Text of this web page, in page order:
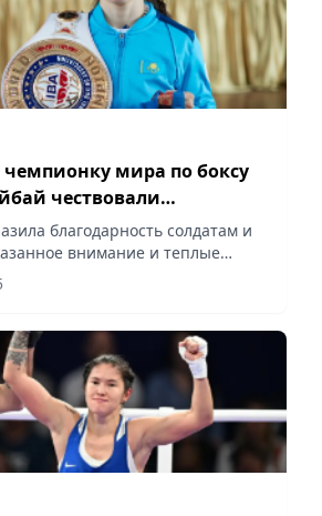
чемпионку мира по боксу
чествовали
благодарность солдатам и
внимание и теплые